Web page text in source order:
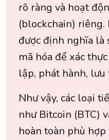
rõ ràng và hoạt
(blockchain)
được định nghĩa là
mã hóa để xác
lập, phát hành, lưu
Như vậy, các loại
như Bitcoin (BTC)
hoàn toàn phù